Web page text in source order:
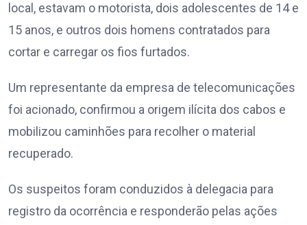
local, estavam o motorista, dois adolescentes de 14 e
15 anos, e outros dois homens contratados para
cortar e carregar os fios furtados.
Um representante da empresa de telecomunicações
foi acionado, confirmou a origem ilícita dos cabos e
mobilizou caminhões para recolher o material
recuperado.
Os suspeitos foram conduzidos à delegacia para
registro da ocorrência e responderão pelas ações